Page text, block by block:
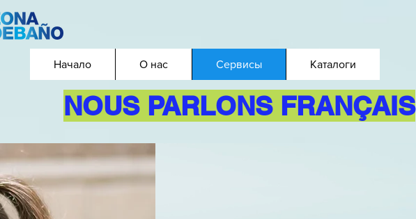
Начало О нас Сервисы Каталоги
NOUS PARLONS FRANÇAIS